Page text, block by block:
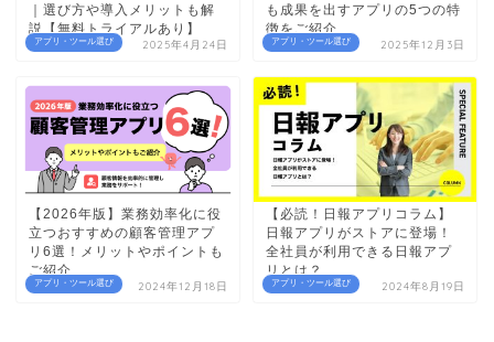
アプリ・ツール選び
｜選び方や導入メリットも解
説【無料トライアルあり】
2025年4月24日 アプリ・ツール選び
も成果を出すアプリの5つの特
徴をご紹介
2025年12月3日
アプリ・ツール選び
【2026年版】業務効率化に役
立つおすすめの顧客管理アプ
リ6選！メリットやポイントも
ご紹介
2024年12月18日 アプリ・ツール選び
【必読！日報アプリコラム】
日報アプリがストアに登場！
全社員が利用できる日報アプ
リとは？
2024年8月19日